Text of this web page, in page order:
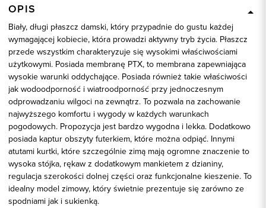
OPIS
Biały, długi płaszcz damski, który przypadnie do gustu każdej
wymagającej kobiecie, która prowadzi aktywny tryb życia. Płaszcz
przede wszystkim charakteryzuje się wysokimi właściwościami
użytkowymi. Posiada membranę PTX, to membrana zapewniająca
wysokie warunki oddychające. Posiada również takie właściwości
jak wodoodporność i wiatroodporność przy jednoczesnym
odprowadzaniu wilgoci na zewnątrz. To pozwala na zachowanie
najwyższego komfortu i wygody w każdych warunkach
pogodowych. Propozycja jest bardzo wygodna i lekka. Dodatkowo
posiada kaptur obszyty futerkiem, które można odpiąć. Innymi
atutami kurtki, które szczególnie zimą mają ogromne znaczenie to
wysoka stójka, rękaw z dodatkowym mankietem z dzianiny,
regulacja szerokości dolnej części oraz funkcjonalne kieszenie. To
idealny model zimowy, który świetnie prezentuje się zarówno ze
spodniami jak i sukienką.